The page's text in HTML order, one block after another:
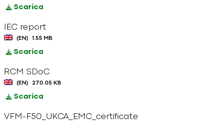
Scarica
IEC report
(EN) 1.55 MB
Scarica
RCM SDoC
(EN) 270.05 KB
Scarica
VFM-F50_UKCA_EMC_certificate